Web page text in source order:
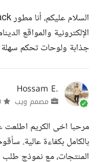
الإلكترونية والمواقع
جذابة ولوحات تحكم
Hossam E.
مصمم ويب
مرحبا اخى الكريم
بالكامل بكفاءة عالية.
المنتجات، مع نموذج طلب